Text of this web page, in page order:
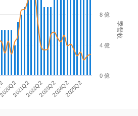
季營收
2021Q22022Q22023Q22024Q22025Q2
0 億
4 億
8 億